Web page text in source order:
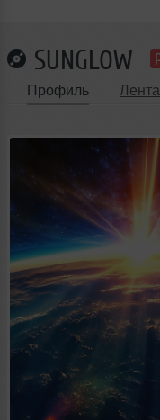
SUNGLOW
Профиль Лента